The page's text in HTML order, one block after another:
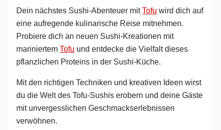
Dein nächstes Sushi-Abenteuer mitTofu wird dich auf
eine aufregende kulinarische Reise mitnehmen.
Probiere dich an neuen Sushi-Kreationen mit
mariniertemTofu und entdecke die Vielfalt dieses
pflanzlichen Proteins in der Sushi-Küche.
Mit den richtigen Techniken und kreativen Ideen wirst
du die Welt des Tofu-Sushis erobern und deine Gäste
mit unvergesslichen Geschmackserlebnissen
verwöhnen.